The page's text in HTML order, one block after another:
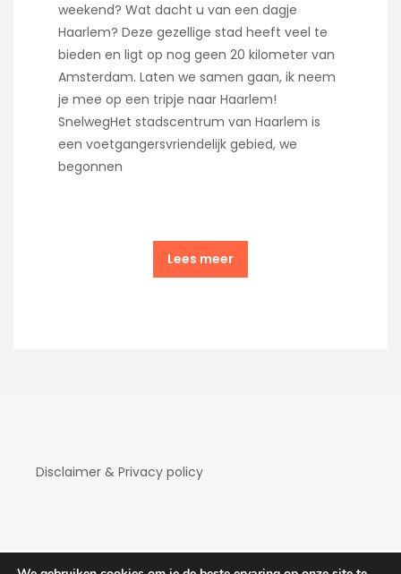
weekend? Wat dacht u van een dagje
Haarlem? Deze gezellige stad heeft veel te
bieden en ligt op nog geen 20 kilometer van
Amsterdam. Laten we samen gaan, ik neem
je mee op een tripje naar Haarlem!
SnelwegHet stadscentrum van Haarlem is
een voetgangersvriendelijk gebied, we
begonnen
Lees meer
Disclaimer & Privacy policy